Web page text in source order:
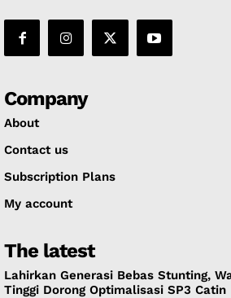
Company
About
Contact us
Subscription Plans
My account
The latest
Lahirkan Generasi Bebas Stunting,
Tinggi Dorong Optimalisasi SP3 Catin